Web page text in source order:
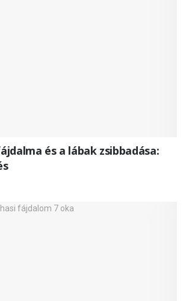
és a lábak zsibbadása: